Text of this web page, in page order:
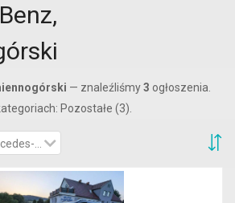
— znaleźliśmy3 ogłoszenia.
Pozostałe (3).
Benz